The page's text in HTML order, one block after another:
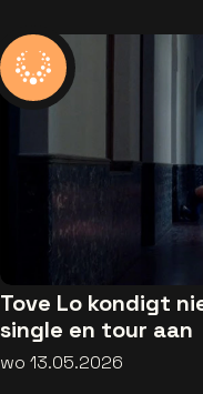
Tove Lo kondigt
single en tour aan
wo 13.05.2026